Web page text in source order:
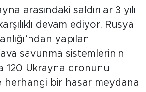
arasındaki saldırılar 3 yılı
devam ediyor. Rusya
yapılan
savunma sistemlerinin
120 Ukrayna dronunu
herhangi bir hasar meydana